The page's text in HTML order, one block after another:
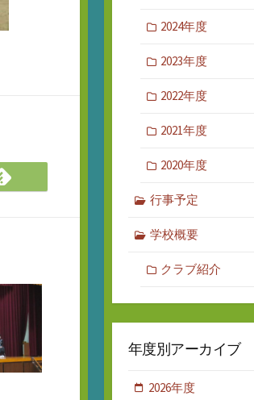
Feedly
で
2024年度
2023年度
2022年度
2021年度
2020年度
行事予定
学校概要
クラブ紹介
年度別アーカイブ
2026年度